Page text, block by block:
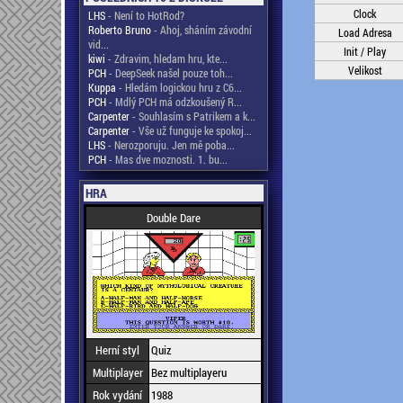
LHS- Není to HotRod?
Roberto Bruno- Ahoj, sháním závodní
vid...
kiwi - Zdravim, hledam hru, kte...
PCH- DeepSeek našel pouze toh...
Kuppa - Hledám logickou hru z C6...
PCH- Mdlý PCH má odzkoušený R...
Carpenter- Souhlasím s Patrikem a k...
Carpenter- Vše už funguje ke spokoj...
LHS- Nerozporuju. Jen mě poba...
PCH- Mas dve moznosti. 1. bu...
HRA
Double Dare
Herní styl
Quiz
Multiplayer Bez multiplayeru
Rok vydání
1988
Clock
Load Adresa
Init / Play
Velikost